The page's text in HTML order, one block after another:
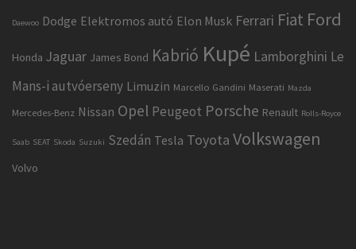
Daewoo Dodge Elektromos autó Elon Musk Ferrari Fiat Ford
Honda Jaguar James Bond Kabrió Kupé Lamborghini Le
Mans-i autvóerseny Limuzin Marcello Gandini Maserati Mazda
Mercedes-Benz Nissan Opel Peugeot Porsche Renault Rolls-Royce
Saab SEAT Skoda Suzuki Szedán Tesla Toyota Volkswagen
Volvo